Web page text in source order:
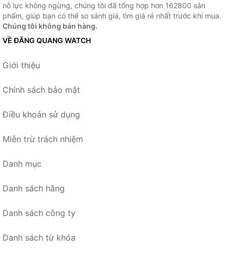
nỗ lực không ngừng, chúng tôi đã tổng hợp hơn 162800 sản
phẩm, giúp bạn có thể so sánh giá, tìm giá rẻ nhất trước khi mua.
Chúng tôi không bán hàng.
VỀ ĐĂNG QUANG WATCH
Giới thiệu
Chính sách bảo mật
Điều khoản sử dụng
Miễn trừ trách nhiệm
Danh mục
Danh sách hãng
Danh sách công ty
Danh sách từ khóa